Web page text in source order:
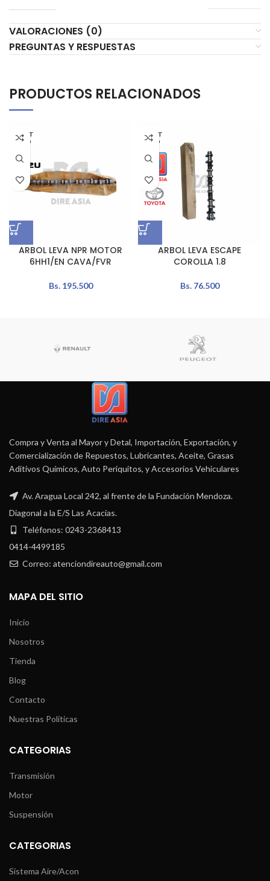
VALORACIONES (0)
PREGUNTAS Y RESPUESTAS
PRODUCTOS RELACIONADOS
AGOT
ADO
ARBOL LEVA NPR MOTOR
6HH1/EN CAVA/FVR
Bs.195.500
AGOT
ADO
ARBOL LEVA ESCAPE
COROLLA 1.8
Bs.76.500
Compra y Venta al Mayor y Detal, Importación, Exportación, y
Comercialización de Repuestos, Lubricantes, Aceite, Grasas
Aditivos Químicos, Auto Periquitos, y Accesorios Vehiculares
Av. Aragua Local 242, al frente de la Fundación Mendoza.
Diagonal a la E/S Las Acacias.
Teléfonos: 0243-2368413
0414-4499185
Correo: atenciondireauto@gmail.com
MAPA DEL SITIO
Inicio
Nosotros
Tienda
Blog
Contacto
Nuestras Políticas
CATEGORIAS
Transmisión
Motor
Suspensión
CATEGORIAS
Sistema Aire/Acon